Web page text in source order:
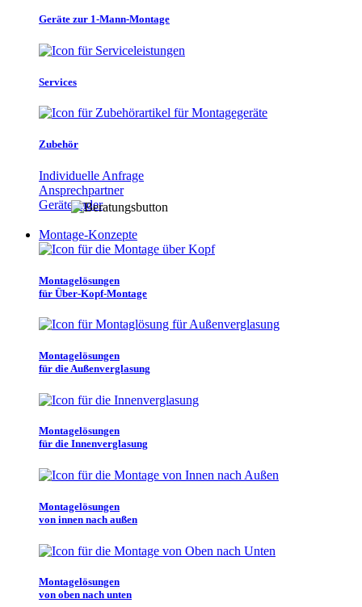
Geräte zur 1-Mann-Montage
Services
Zubehör
Individuelle Anfrage
Ansprechpartner
Gerätefinder
Montage-Konzepte
Montagelösungen
für Über-Kopf-Montage
Montagelösungen
für die Außenverglasung
Montagelösungen
für die Innenverglasung
Montagelösungen
von innen nach außen
Montagelösungen
von oben nach unten